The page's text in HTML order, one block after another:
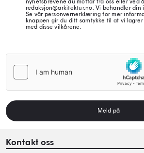
nyhetsbrevene du mottar fra oss eller ved
redaksjon@arkitektur.no. Vi behandler din
Se vår personvernerklæring for mer
knappen gir du ditt samtykke til at vi
med disse vilkårene.
Meld på
Kontakt oss